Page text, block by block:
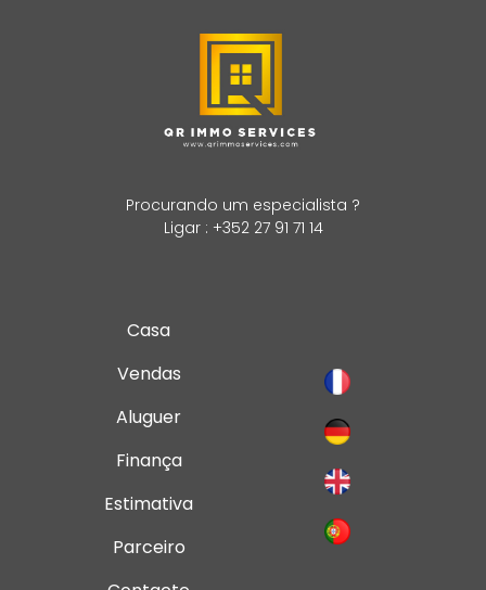
Procurando um especialista ?
Ligar : +352 27 91 71 14
Casa
Vendas
Aluguer
Finança
Estimativa
Parceiro